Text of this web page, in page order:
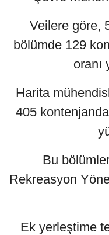
Veilere göre,
bölümde 129
oranı
Harita
405
Bu
Rekreasyon
Ek yerleştime